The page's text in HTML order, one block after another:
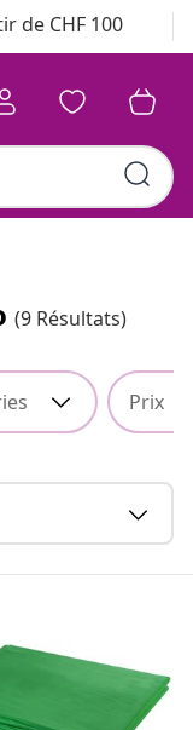
de CHF 100
(9 Résultats)
Prix